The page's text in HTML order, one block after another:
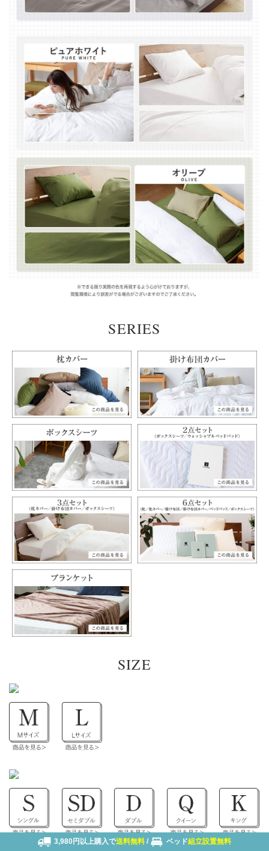
SERIES
SIZE
3,980円以上購入で送料無料 / ベッド組立設置無料